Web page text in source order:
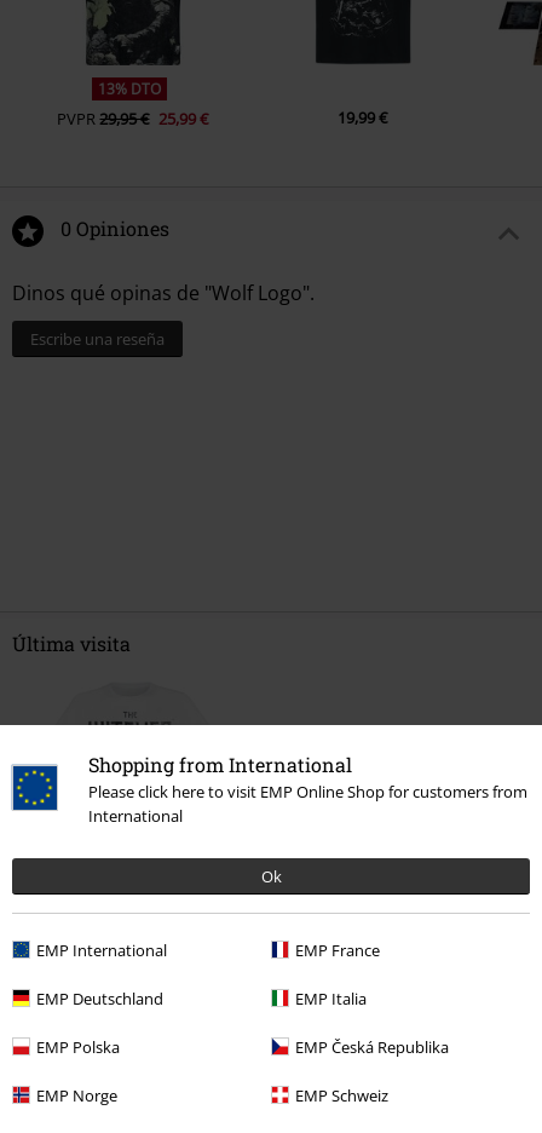
Shopping from International
Please click here to visit EMP Online Shop for customers from
International
Ok
EMP International EMP France
EMP Deutschland EMP Italia
EMP Polska EMP Česká Republika
EMP Norge EMP Schweiz
13% DTO
PVPR29,95 € 25,99 € 19,99 €
0 Opiniones
Dinos qué opinas de "Wolf Logo".
Escribe una reseña
Última visita
16,99 €
Más categorías. Más opciones
Películas & TV Netflix
Ropa & accesorios Camisetas